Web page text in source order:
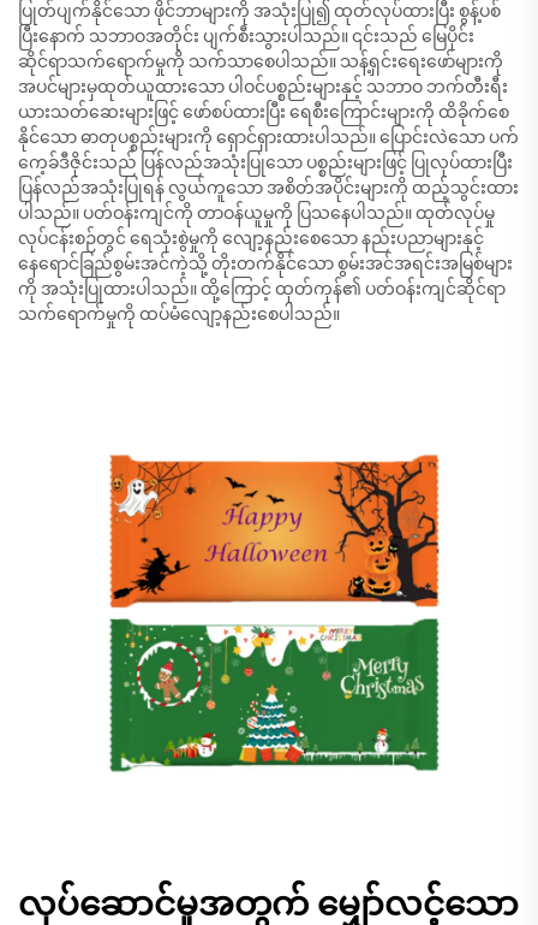
ပြုတ်ပျက်နိုင်သော ဖိုင်ဘာများကို အသုံးပြု၍ ထုတ်လုပ်ထားပြီး စွန့်ပစ်
ပြီးနောက် သဘာဝအတိုင်း ပျက်စီးသွားပါသည်။ ၎င်းသည် မြေပိုင်း
ဆိုင်ရာသက်ရောက်မှုကို သက်သာစေပါသည်။ သန့်ရှင်းရေးဖော်များကို
အပင်များမှထုတ်ယူထားသော ပါဝင်ပစ္စည်းများနှင့် သဘာဝ ဘက်တီးရီး
ယားသတ်ဆေးများဖြင့် ဖော်စပ်ထားပြီး ရေစီးကြောင်းများကို ထိခိုက်စေ
နိုင်သော ဓာတုပစ္စည်းများကို ရှောင်ရှားထားပါသည်။ ပြောင်းလဲသော ပက်
ကေ့ခ်ဒီဇိုင်းသည် ပြန်လည်အသုံးပြုသော ပစ္စည်းများဖြင့် ပြုလုပ်ထားပြီး
ပြန်လည်အသုံးပြုရန် လွယ်ကူသော အစိတ်အပိုင်းများကို ထည့်သွင်းထား
ပါသည်။ ပတ်ဝန်းကျင်ကို တာဝန်ယူမှုကို ပြသနေပါသည်။ ထုတ်လုပ်မှု
လုပ်ငန်းစဉ်တွင် ရေသုံးစွဲမှုကို လျော့နည်းစေသော နည်းပညာများနှင့်
နေရောင်ခြည်စွမ်းအင်ကဲ့သို့ တိုးတက်နိုင်သော စွမ်းအင်အရင်းအမြစ်များ
ကို အသုံးပြုထားပါသည်။ ထို့ကြောင့် ထုတ်ကုန်၏ ပတ်ဝန်းကျင်ဆိုင်ရာ
သက်ရောက်မှုကို ထပ်မံလျော့နည်းစေပါသည်။
လုပ်ဆောင်မှုအတွက် မျှော်လင့်သော